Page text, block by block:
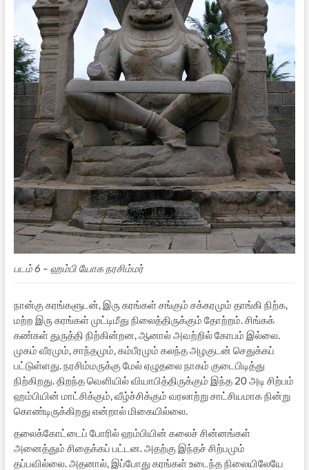
படம் 6 – ஹம்பி யோக நரசிம்மர்
நான்கு கரங்களுடன், இரு கரங்கள் சங்கும் சக்கரமும் தாங்கி நிற்க,
மற்ற இரு கரங்கள் முட்டிமீது நிலைத்திருக்கும் தோற்றம். சிங்கக்
கண்கள் துருத்தி நிற்கின்றன, ஆனால் அவற்றில் கோபம் இல்லை.
முகம் வீரமும், சாந்தமும், கம்பீரமும் கலந்த அழகுடன் செதுக்கப்
பட்டுள்ளது. நரசிம்மருக்கு மேல் ஏழுதலை நாகம் குடைபிடித்து
நிற்கிறது. திறந்த வெளியில் வியாபித்திருக்கும் இந்த 20 அடி சிற்பம்
ஹம்பியின் மாட்சிக்கும், வீழ்ச்சிக்கும் வரலாற்று சாட்சியமாக நின்று
கொண்டிருக்கிறது என்றால் மிகையில்லை.
தலைக்கோட்டைப் போரில் ஹம்பியின் கலைச் சின்னங்கள்
அனைத்தும் சிதைக்கப் பட்டன. அதற்கு இந்தச் சிற்பமும்
தப்பவில்லை. அதனால், இப்போது கரங்கள் உடைந்த நிலையிலேயே